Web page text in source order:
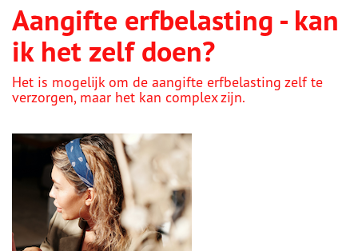
Aangifte erfbelasting - kan
ik het zelf doen?
Het is mogelijk om de aangifte erfbelasting zelf te
verzorgen, maar het kan complex zijn.